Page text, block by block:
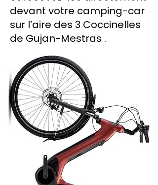
devant votre camping-car
sur l’aire des 3 Coccinelles
de Gujan-Mestras .